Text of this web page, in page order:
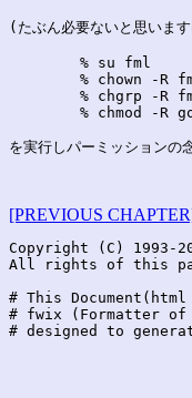
(たぶん必要ないと思いま
を実行しパーミッションの
[PREVIOUS
Copyright (C) 1993-
All rights of this
# This
# fwix (Formatter of